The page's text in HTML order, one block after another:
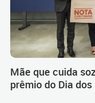
Mãe que cuida
prêmio do Dia